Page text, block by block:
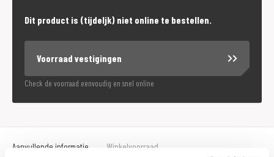
Dit product is (tijdeljk) niet online te bestellen.
Voorraad vestigingen
Check de voorraad eenvoudig en snel online
Aanvullende informatie Winkelvoorraad